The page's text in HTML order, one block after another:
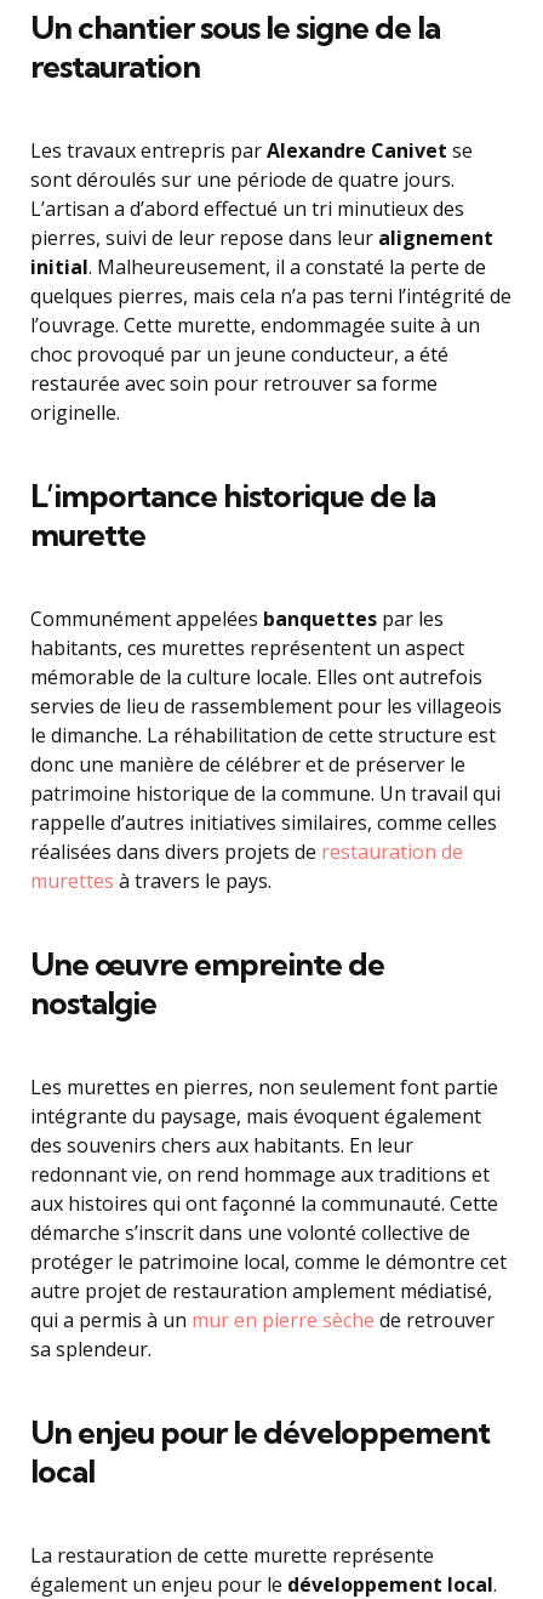
Un chantier sous le signe de la
restauration
Les travaux entrepris parAlexandre Canivet se
sont déroulés sur une période de quatre jours.
L’artisan a d’abord effectué un tri minutieux des
pierres, suivi de leur repose dans leur alignement
initial. Malheureusement, il a constaté la perte de
quelques pierres, mais cela n’a pas terni l’intégrité de
l’ouvrage. Cette murette, endommagée suite à un
choc provoqué par un jeune conducteur, a été
restaurée avec soin pour retrouver sa forme
originelle.
L’importance historique de la
murette
Communément appelées banquettes par les
habitants, ces murettes représentent un aspect
mémorable de la culture locale. Elles ont autrefois
servies de lieu de rassemblement pour les villageois
le dimanche. La réhabilitation de cette structure est
donc une manière de célébrer et de préserver le
patrimoine historique de la commune. Un travail qui
rappelle d’autres initiatives similaires, comme celles
réalisées dans divers projets de restauration de
murettes à travers le pays.
Une œuvre empreinte de
nostalgie
Les murettes en pierres, non seulement font partie
intégrante du paysage, mais évoquent également
des souvenirs chers aux habitants. En leur
redonnant vie, on rend hommage aux traditions et
aux histoires qui ont façonné la communauté. Cette
démarche s’inscrit dans une volonté collective de
protéger le patrimoine local, comme le démontre cet
autre projet de restauration amplement médiatisé,
qui a permis à un mur en pierre sèche de retrouver
sa splendeur.
Un enjeu pour le développement
local
La restauration de cette murette représente
également un enjeu pour le développement local.